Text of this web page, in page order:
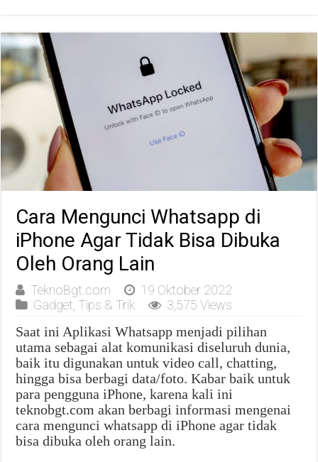
Cara Mengunci Whatsapp di
iPhone Agar Tidak Bisa Dibuka
Oleh Orang Lain
TeknoBgt.com
19 Oktober 2022
Gadget Tips & Trik 3,575 Views
Saat ini Aplikasi Whatsapp menjadi pilihan
utama sebagai alat komunikasi diseluruh dunia,
baik itu digunakan untuk video call, chatting,
hingga bisa berbagi data/foto. Kabar baik untuk
para pengguna iPhone, karena kali ini
teknobgt.com akan berbagi informasi mengenai
cara mengunci whatsapp di iPhone agar tidak
bisa dibuka oleh orang lain.